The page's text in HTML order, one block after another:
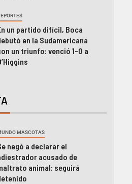
un partido difícil, Boca
en la Sudamericana
un triunfo: venció 1-0 a
MASCOTAS
negó a declarar el
acusado de
animal: seguirá